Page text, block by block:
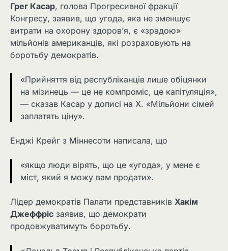
Грег Касар, голова Прогресивної фракції
Конгресу, заявив, що угода, яка не зменшує
витрати на охорону здоров’я, є «зрадою»
мільйонів американців, які розраховують на
боротьбу демократів.
«Прийняття від республіканців лише обіцянки
на мізинець — це не компроміс, це капітуляція»,
— сказав Касар у дописі на X. «Мільйони сімей
заплатять ціну».
Енджі Крейг з Міннесоти написала, що
«якщо люди вірять, що це «угода», у мене є
міст, який я можу вам продати».
Лідер демократів Палати представників Хакім
Джеффріс заявив, що демократи
продовжуватимуть боротьбу.